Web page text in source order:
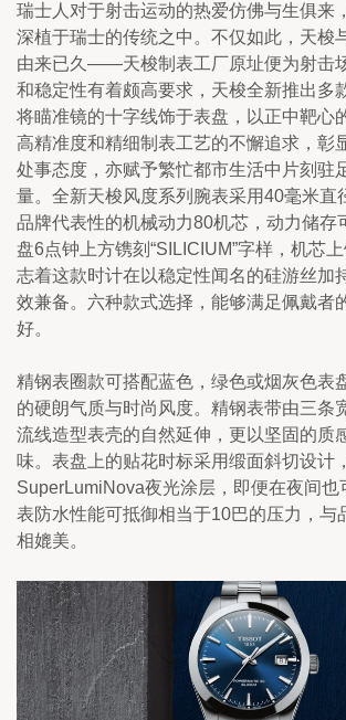
瑞士人对于射击运动的热爱仿佛与生俱来
深植于瑞士的传统之中。不仅如此，天梭
由来已久——天梭制表工厂原址便为射击
和稳定性有着颇高要求，天梭全新推出多
将瞄准镜的十字线饰于表盘，以正中靶心
高精准度和精细制表工艺的不懈追求，彰
处事态度，亦赋予繁忙都市生活中片刻驻
量。全新天梭风度系列腕表采用40毫米直
品牌代表性的机械动力80机芯，动力储存
盘6点钟上方镌刻“SILICIUM”字样，机芯
志着这款时计在以稳定性闻名的硅游丝加
效兼备。六种款式选择，能够满足佩戴者
好。
精钢表圈款可搭配蓝色，绿色或烟灰色表
的硬朗气质与时尚风度。精钢表带由三条
流线造型表壳的自然延伸，更以坚固的质
味。表盘上的贴花时标采用缎面斜切设计
SuperLumiNova夜光涂层，即便在夜间也
表防水性能可抵御相当于10巴的压力，与
相媲美。